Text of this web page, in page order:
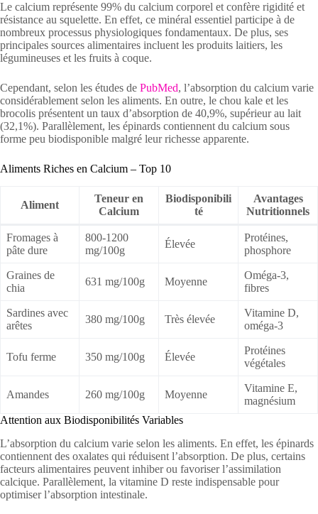
Le calcium représente 99% du calcium corporel et confère rigidité et
résistance au squelette. En effet, ce minéral essentiel participe à de
nombreux processus physiologiques fondamentaux. De plus, ses
principales sources alimentaires incluent les produits laitiers, les
légumineuses et les fruits à coque.
Cependant, selon les études de PubMed, l’absorption du calcium varie
considérablement selon les aliments. En outre, le chou kale et les
brocolis présentent un taux d’absorption de 40,9%, supérieur au lait
(32,1%). Parallèlement, les épinards contiennent du calcium sous
forme peu biodisponible malgré leur richesse apparente.
Aliments Riches en Calcium – Top 10
Aliment
Teneur en
Calcium
Biodisponibili
té
Avantages
Nutritionnels
Fromages à
pâte dure
800-1200
mg/100g
Élevée
Protéines,
phosphore
Graines de
chia
631 mg/100g Moyenne
Oméga-3,
fibres
Sardines avec
arêtes
380 mg/100g Très élevée
Vitamine D,
oméga-3
Tofu ferme 350 mg/100g Élevée
Protéines
végétales
Amandes 260 mg/100g Moyenne
Vitamine E,
magnésium
Attention aux Biodisponibilités Variables
L’absorption du calcium varie selon les aliments. En effet, les épinards
contiennent des oxalates qui réduisent l’absorption. De plus, certains
facteurs alimentaires peuvent inhiber ou favoriser l’assimilation
calcique. Parallèlement, la vitamine D reste indispensable pour
optimiser l’absorption intestinale.